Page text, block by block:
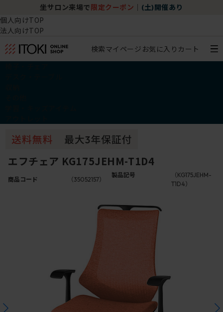
坐サロン来場で 限定クーポン (土)開催あり
個人向けTOP
法人向けTOP
検索マイページ お気に入り カート
エフチェア KG175JEHM-T1D4
商品コード （35052157）
製品記号
（KG175JEHM-
T1D4）